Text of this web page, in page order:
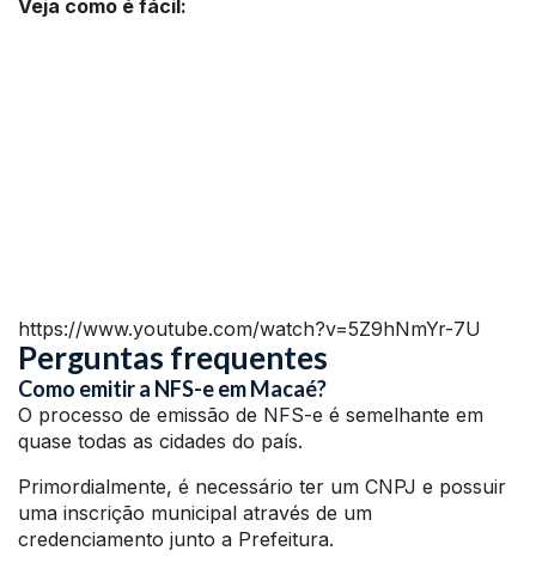
Veja como é fácil:
https://www.youtube.com/watch?v=5Z9hNmYr-7U
Perguntas frequentes
Como emitir a NFS-e em Macaé?
O processo de emissão de NFS-e é semelhante em
quase todas as cidades do país.
Primordialmente, é necessário ter um CNPJ e possuir
uma inscrição municipal através de um
credenciamento junto a Prefeitura.